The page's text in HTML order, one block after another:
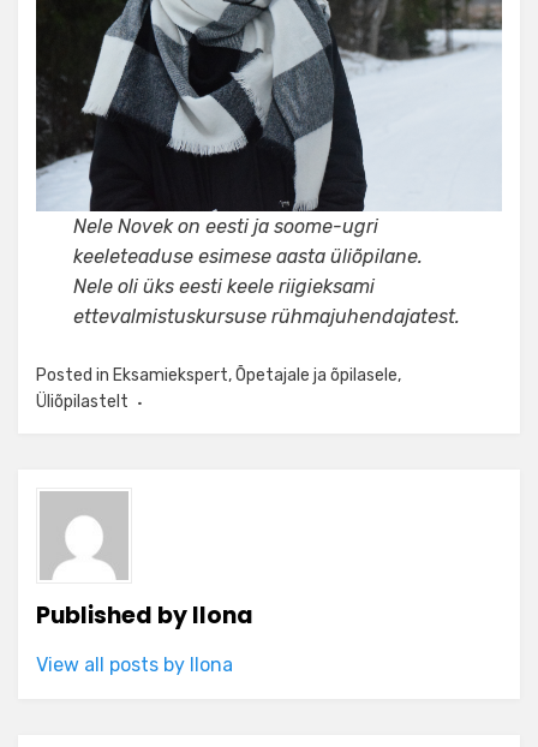
Nele Novek on eesti ja soome-ugri
keeleteaduse esimese aasta üliõpilane.
Nele oli üks eesti keele riigieksami
ettevalmistuskursuse rühmajuhendajatest.
Posted in Eksamiekspert,Õpetajale ja õpilasele,
Üliõpilastelt
Published byIlona
View all posts by Ilona